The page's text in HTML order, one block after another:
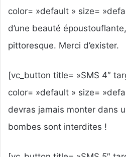
color= »default » size=
d’une beauté
pittoresque. Merci d’exister.
[vc_button title= »SMS 4″
color= »default » size=
devras jamais monter dans
bombes sont interdites !